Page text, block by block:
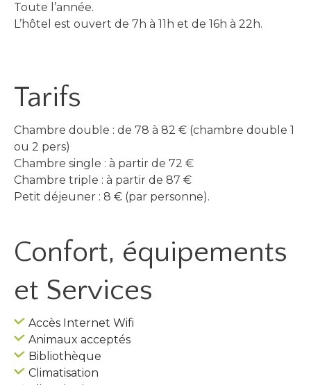
Toute l’année.
L’hôtel est ouvert de 7h à 11h et de 16h à 22h.
Tarifs
Chambre double : de 78 à 82 € (chambre double 1
ou 2 pers)
Chambre single : à partir de 72 €
Chambre triple : à partir de 87 €
Petit déjeuner : 8 € (par personne).
Confort, équipements
et Services
Accès Internet Wifi
Animaux acceptés
Bibliothèque
Climatisation